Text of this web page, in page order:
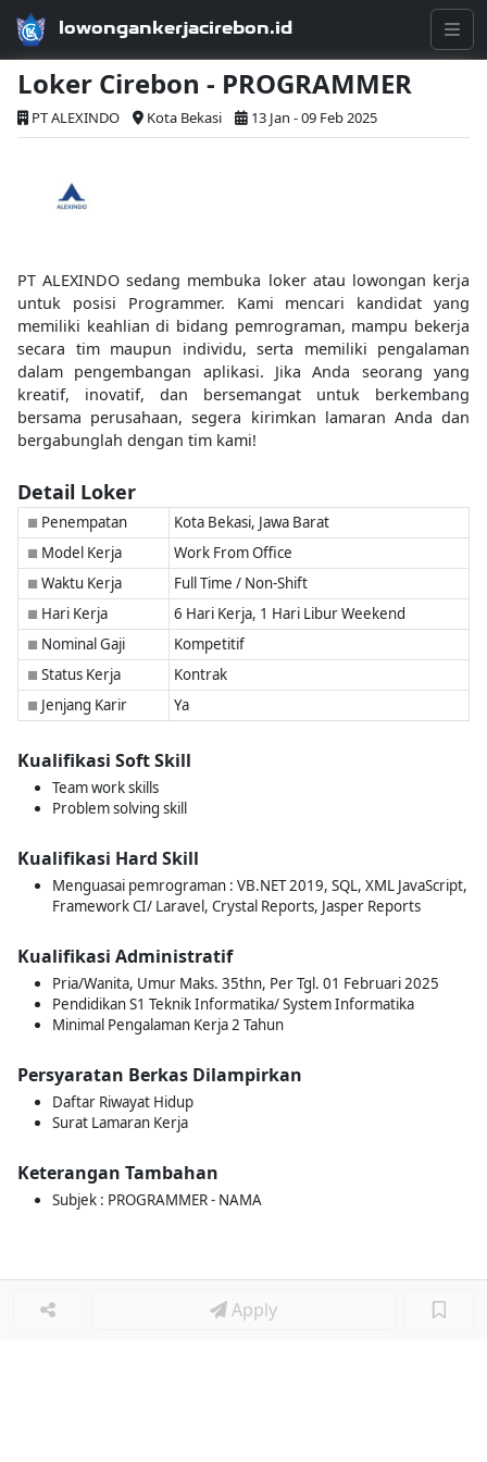
lowongankerjacirebon.id
Loker Cirebon - PROGRAMMER
PT ALEXINDO Kota Bekasi 13 Jan - 09 Feb 2025
PT ALEXINDO sedang membuka loker atau lowongan kerja
untuk posisi Programmer. Kami mencari kandidat yang
memiliki keahlian di bidang pemrograman, mampu bekerja
secara tim maupun individu, serta memiliki pengalaman
dalam pengembangan aplikasi. Jika Anda seorang yang
kreatif, inovatif, dan bersemangat untuk berkembang
bersama perusahaan, segera kirimkan lamaran Anda dan
bergabunglah dengan tim kami!
Detail Loker
■ Penempatan Kota Bekasi, Jawa Barat
■ Model Kerja Work From Office
■ Waktu Kerja Full Time / Non-Shift
■ Hari Kerja 6 Hari Kerja, 1 Hari Libur Weekend
■ Nominal Gaji Kompetitif
■ Status Kerja Kontrak
■ Jenjang Karir Ya
Kualifikasi Soft Skill
Team work skills
Problem solving skill
Kualifikasi Hard Skill
Menguasai pemrograman : VB.NET 2019, SQL, XML JavaScript,
Framework CI/ Laravel, Crystal Reports, Jasper Reports
Kualifikasi Administratif
Pria/Wanita, Umur Maks. 35thn, Per Tgl. 01 Februari 2025
Pendidikan S1 Teknik Informatika/ System Informatika
Minimal Pengalaman Kerja 2 Tahun
Persyaratan Berkas Dilampirkan
Daftar Riwayat Hidup
Surat Lamaran Kerja
Keterangan Tambahan
Subjek : PROGRAMMER - NAMA
Apply